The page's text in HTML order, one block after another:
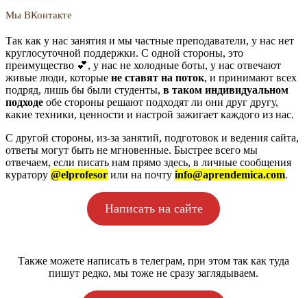
Мы ВКонтакте
Так как у нас занятия и мы частные преподаватели, у нас нет
круглосуточной поддержки. С одной стороны, это
преимущество 💕, у нас не холодные боты, у нас отвечают
живые люди, которые не ставят на поток, и принимают всех
подряд, лишь бы были студенты, в таком индивидуальном
подходе обе стороны решают подходят ли они друг другу,
какие техники, ценности и настрой зажигает каждого из нас.
С другой стороны, из-за занятий, подготовок и ведения сайта,
ответы могут быть не мгновенные. Быстрее всего мы
отвечаем, если писать нам прямо здесь, в личные сообщения
куратору @elprofesor или на почту info@aprendemica.com.
Написать на сайте
Также можете написать в телеграм, при этом так как туда
пишут редко, мы тоже не сразу заглядываем.